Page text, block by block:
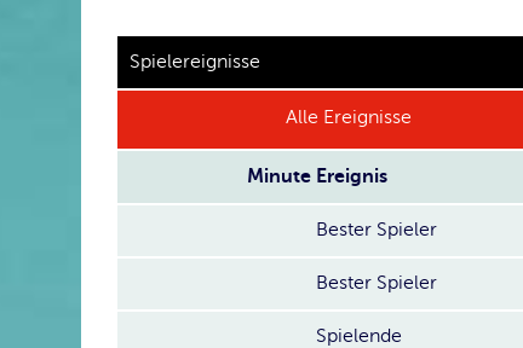
Spielereignisse
Alle Ereignisse
Minute Ereignis
Bester Spieler
Bester Spieler
Spielende